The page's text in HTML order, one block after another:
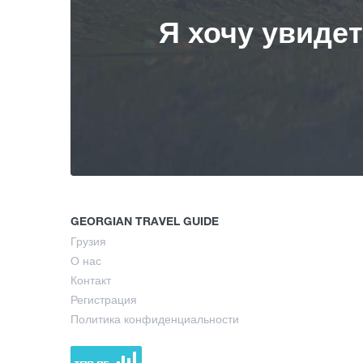
Я хочу
GEORGIAN TRAVEL GUIDE
Грузия
О нас
Контакт
Регистрация
Политика конфиденциальности